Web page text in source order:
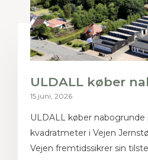
ULDALL køber
15 juni, 2026
ULDALL køber nabogrunde
kvadratmeter i Vejen
Vejen fremtidssikrer sin